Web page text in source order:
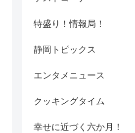
特盛り！情報局！
静岡トピックス
エンタメニュース
クッキングタイム
幸せに近づく六か月！